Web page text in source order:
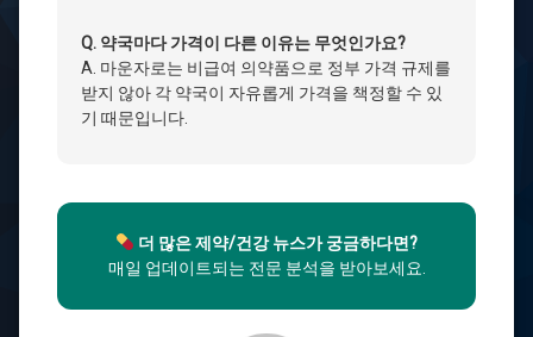
Q. 약국마다 가격이 다른 이유는 무엇인가요?
A. 마운자로는 비급여 의약품으로 정부 가격 규제를
받지 않아 각 약국이 자유롭게 가격을 책정할 수 있
기 때문입니다.
더 많은 제약/건강 뉴스가 궁금하다면?
매일 업데이트되는 전문 분석을 받아보세요.